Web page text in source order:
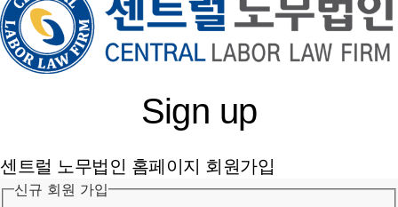
Sign up
센트럴 노무법인 홈페이지 회원가입
신규 회원 가입